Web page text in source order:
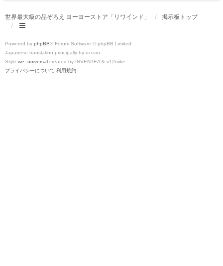
世界最大級の品ぞろえ ヨーヨーストア「リワインド」 掲示板トップ
Powered by phpBB® Forum Software © phpBB Limited
Japanese translation principally by ocean
Style we_universal created by INVENTEA & v12mike
プライバシーについて 利用規約